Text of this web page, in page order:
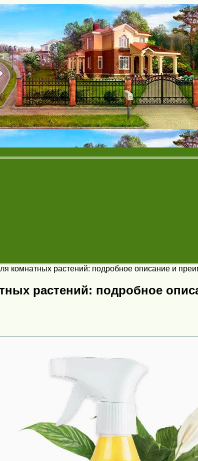
комнатных растений: подробное описание и
растений: подробное